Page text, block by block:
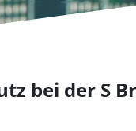
bei der S